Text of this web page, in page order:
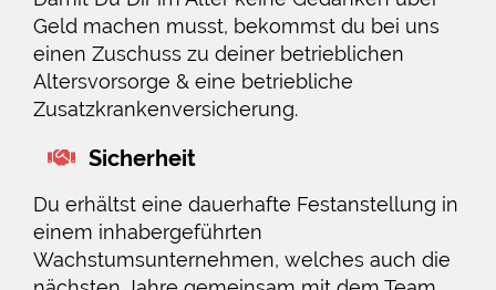
Geld machen musst, bekommst du bei uns
einen Zuschuss zu deiner betrieblichen
Altersvorsorge & eine betriebliche
Zusatzkrankenversicherung.
Sicherheit
Du erhältst eine dauerhafte Festanstellung in
einem inhabergeführten
Wachstumsunternehmen, welches auch die